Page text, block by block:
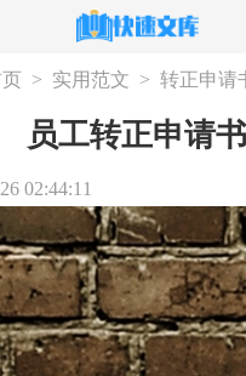
> 实用范文 > 转正申请
员工转正申请书
02:44:11